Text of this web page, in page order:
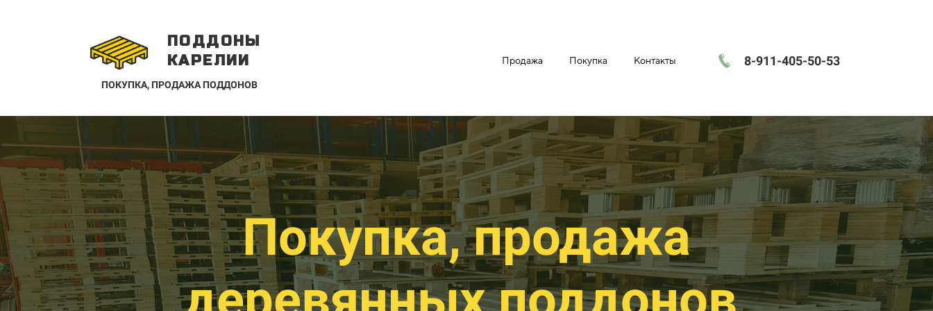
ПОДДОНЫ
КАРЕЛИИ
ПОКУПКА, ПРОДАЖА ПОДДОНОВ
Продажа Покупка Контакты 8-911-405-50-53
Покупка, продажа